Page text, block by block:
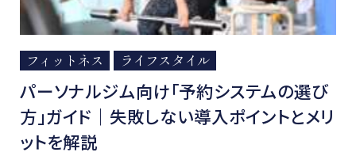
フィットネス ライフスタイル
パーソナルジム向け「予約システムの選び
方」ガイド｜失敗しない導入ポイントとメリ
ットを解説